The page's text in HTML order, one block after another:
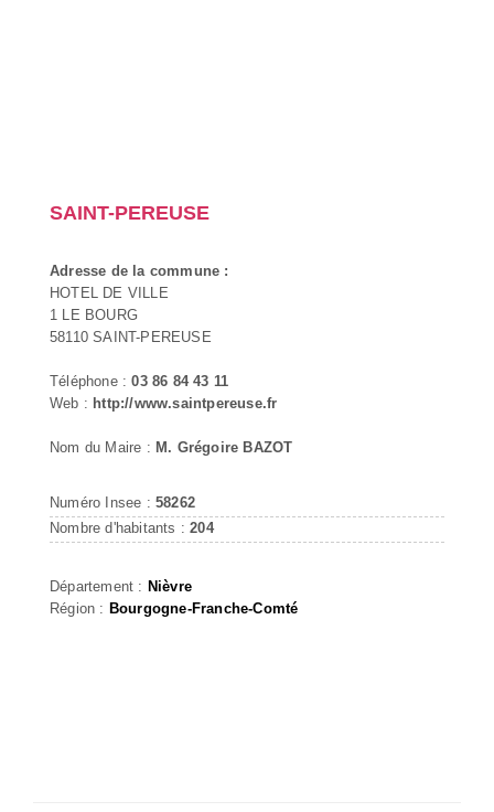
SAINT-PEREUSE
Adresse de la commune :
HOTEL DE VILLE
1 LE BOURG
58110 SAINT-PEREUSE
Téléphone :03 86 84 43 11
Web : http://www.saintpereuse.fr
Nom du Maire : M. Grégoire BAZOT
Numéro Insee : 58262
Nombre d'habitants :204
Département : Nièvre
Région : Bourgogne-Franche-Comté